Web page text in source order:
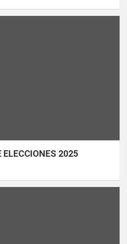
ELECCIONES 2025